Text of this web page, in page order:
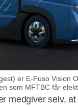
er E-Fuso Vision
som MFTBC får
medgiver selv,